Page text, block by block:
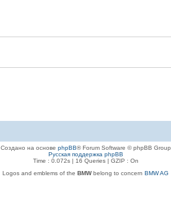
Создано на основе phpBB® Forum Software © phpBB Group
Русская поддержка phpBB
Time : 0.072s | 16 Queries | GZIP : On
Logos and emblems of the BMWbelong to concern BMW AG